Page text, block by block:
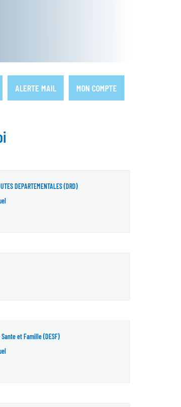
ALERTE MAIL MON COMPTE
DEPARTEMENTALES (DRD)
et Famille (DESF)